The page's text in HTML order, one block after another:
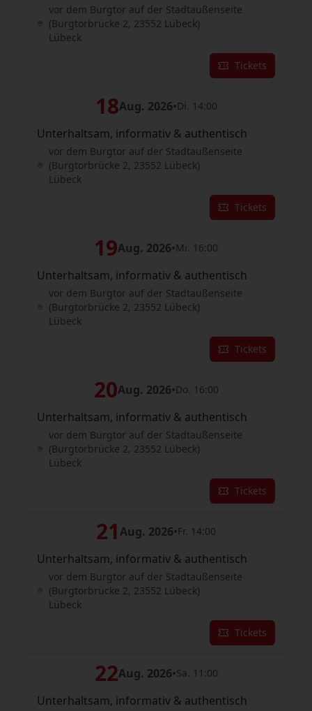
vor dem Burgtor auf der Stadtaußenseite
(Burgtorbrücke 2, 23552 Lübeck)
Lübeck
Tickets
18Aug. 2026•Di. 14:00
Unterhaltsam, informativ & authentisch
vor dem Burgtor auf der Stadtaußenseite
(Burgtorbrücke 2, 23552 Lübeck)
Lübeck
Tickets
19Aug. 2026•Mi. 16:00
Unterhaltsam, informativ & authentisch
vor dem Burgtor auf der Stadtaußenseite
(Burgtorbrücke 2, 23552 Lübeck)
Lübeck
Tickets
20Aug. 2026•Do. 16:00
Unterhaltsam, informativ & authentisch
vor dem Burgtor auf der Stadtaußenseite
(Burgtorbrücke 2, 23552 Lübeck)
Lübeck
Tickets
21 Aug. 2026•Fr. 14:00
Unterhaltsam, informativ & authentisch
vor dem Burgtor auf der Stadtaußenseite
(Burgtorbrücke 2, 23552 Lübeck)
Lübeck
Tickets
22Aug. 2026•Sa. 11:00
Unterhaltsam, informativ & authentisch